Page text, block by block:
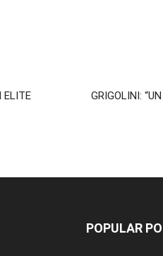
ELITE
GRIGOLINI:
POPULAR